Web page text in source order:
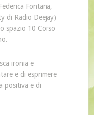
Fontana,
di Radio Deejay)
spazio 10 Corso
ironia e
e di esprimere
positiva e di